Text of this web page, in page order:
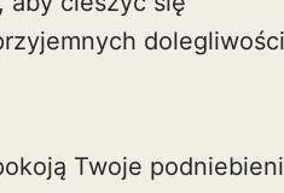
Twoje